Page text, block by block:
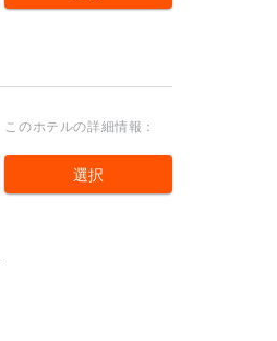
このホテルの詳細情報：
選択